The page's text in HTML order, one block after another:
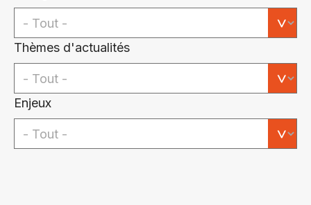
Thèmes d'actualités
Enjeux